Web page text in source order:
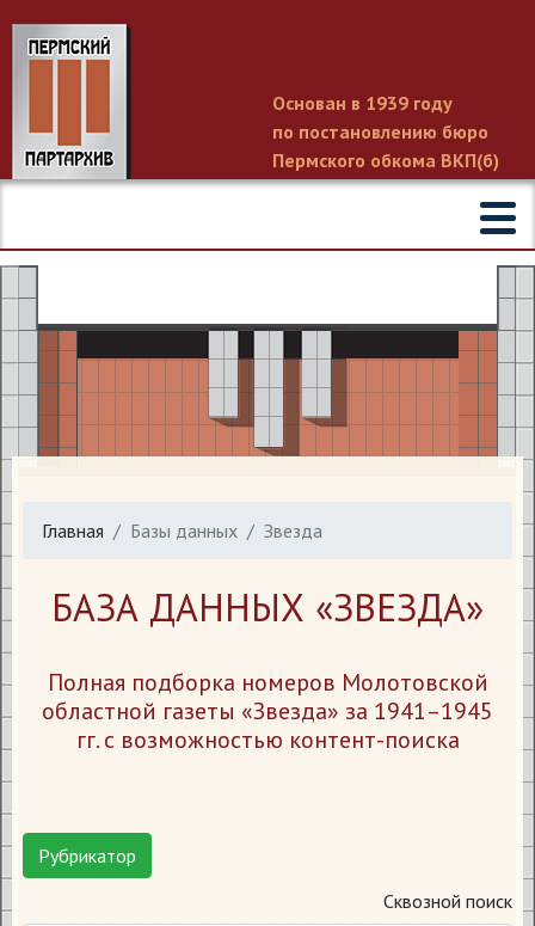
Основан в 1939 году
по постановлению бюро
Пермского обкома ВКП(б)
Главная Базы данных Звезда
БАЗА ДАННЫХ «ЗВЕЗДА»
Полная подборка номеров Молотовской
областной газеты «Звезда» за 1941–1945
гг. с возможностью контент-поиска
Рубрикатор
Сквозной поиск